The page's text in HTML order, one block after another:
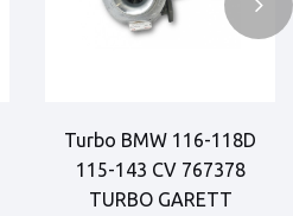
Turbo BMW 116-118D
115-143 CV 767378
TURBO GARETT